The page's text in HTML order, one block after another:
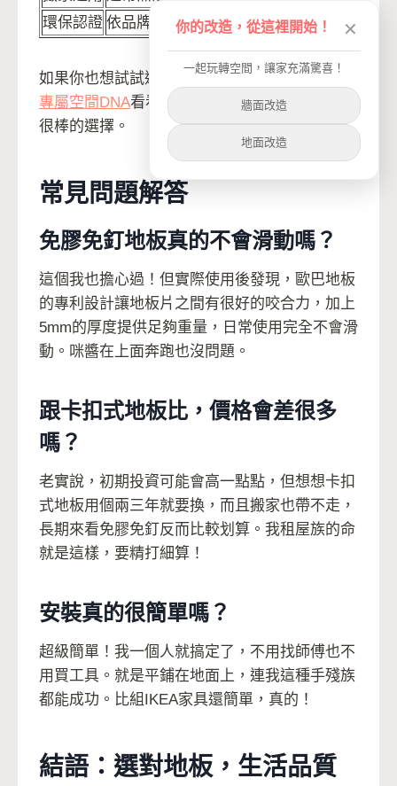
環保認證 依品牌而定 SGS零甲醛認證
如果你也想試試這種石紋質感，可以到找到你的
專屬空間DNA看看其他配色建議，迷霧千鳥也是
很棒的選擇。
常見問題解答
免膠免釘地板真的不會滑動嗎？
這個我也擔心過！但實際使用後發現，歐巴地板
的專利設計讓地板片之間有很好的咬合力，加上
5mm的厚度提供足夠重量，日常使用完全不會滑
動。咪醬在上面奔跑也沒問題。
跟卡扣式地板比，價格會差很多
嗎？
老實說，初期投資可能會高一點點，但想想卡扣
式地板用個兩三年就要換，而且搬家也帶不走，
長期來看免膠免釘反而比較划算。我租屋族的命
就是這樣，要精打細算！
安裝真的很簡單嗎？
超級簡單！我一個人就搞定了，不用找師傅也不
用買工具。就是平鋪在地面上，連我這種手殘族
都能成功。比組IKEA家具還簡單，真的！
結語：選對地板，生活品質
你的改造，從這裡開始！ ✕
一起玩轉空間，讓家充滿驚喜！
牆面改造
地面改造